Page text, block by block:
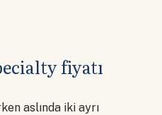
fiyatı
aslında iki ayrı